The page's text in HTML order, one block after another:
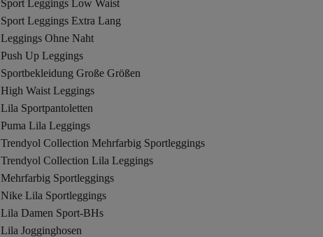
Sport Leggings Low Waist
Sport Leggings Extra Lang
Leggings Ohne Naht
Push Up Leggings
Sportbekleidung Große Größen
High Waist Leggings
Lila Sportpantoletten
Puma Lila Leggings
Trendyol Collection Mehrfarbig Sportleggings
Trendyol Collection Lila Leggings
Mehrfarbig Sportleggings
Nike Lila Sportleggings
Lila Damen Sport-BHs
Lila Jogginghosen